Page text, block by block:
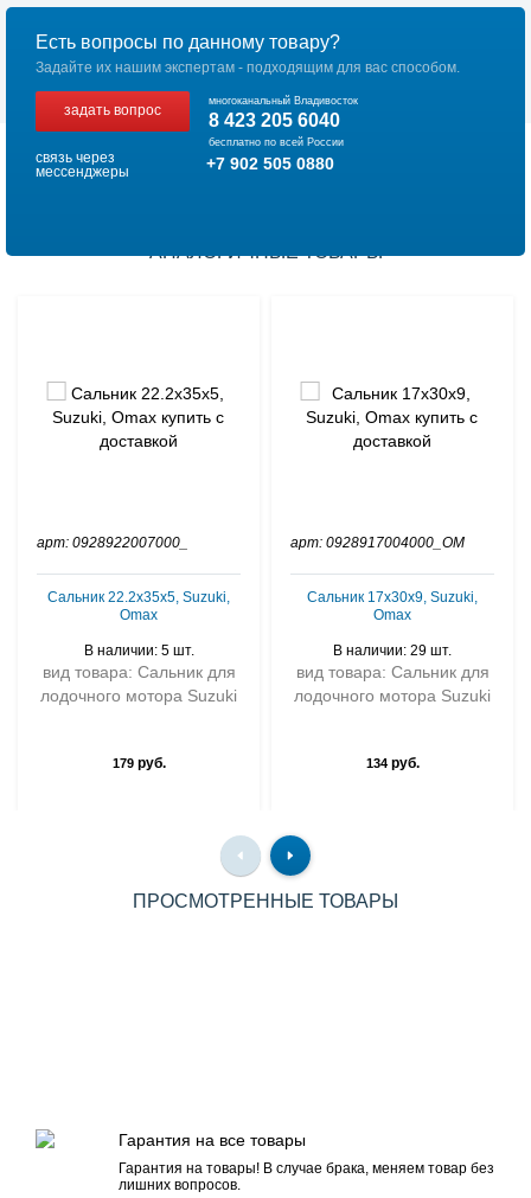
Есть вопросы по данному товару?
Задайте их нашим экспертам - подходящим для вас способом.
задать вопрос
многоканальный Владивосток
8 423 205 6040
бесплатно по всей России
связь через
мессенджеры
+7 902 505 0880
АНАЛОГИЧНЫЕ ТОВАРЫ
арт: 0928922007000_
Сальник 22.2х35x5, Suzuki,
Omax
В наличии: 5 шт.
вид товара: Сальник для
лодочного мотора Suzuki
179руб.
арт: 0928917004000_OM
Сальник 17x30x9, Suzuki,
Omax
В наличии: 29 шт.
вид товара: Сальник для
лодочного мотора Suzuki
134руб.
ПРОСМОТРЕННЫЕ ТОВАРЫ
Гарантия на все товары
Гарантия на товары! В случае брака, меняем товар без
лишних вопросов.